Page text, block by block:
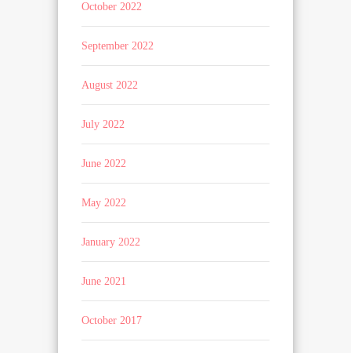
October 2022
September 2022
August 2022
July 2022
June 2022
May 2022
January 2022
June 2021
October 2017